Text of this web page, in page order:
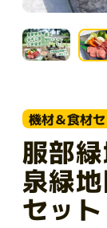
機材＆食材
服部
泉緑
セット